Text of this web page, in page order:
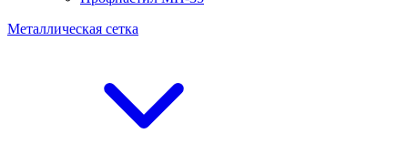
Металлическая сетка